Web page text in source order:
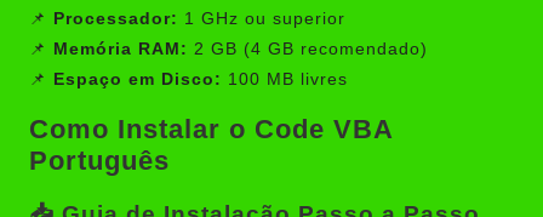
📌
Processador: 1 GHz ou superior
📌
Memória RAM: 2 GB (4 GB recomendado)
📌
Espaço em Disco: 100 MB livres
Como Instalar o Code VBA
Português